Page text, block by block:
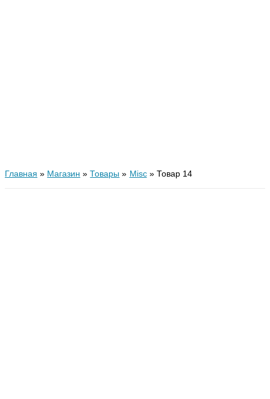
Главная Магазин Товары Misc Товар 14